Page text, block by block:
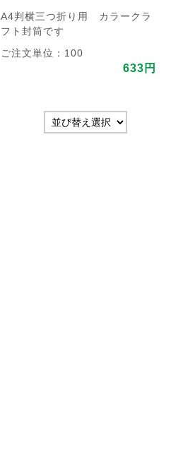
A4判横三つ折り用 カラークラ
フト封筒です
ご注文単位：100
633円